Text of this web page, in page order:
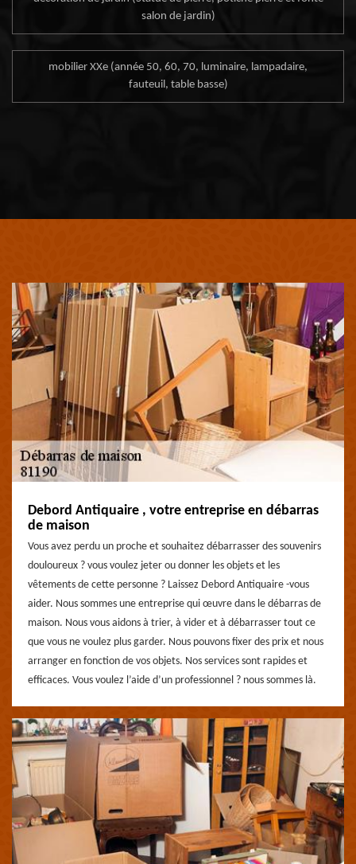
salon de jardin)
mobilier XXe (année 50, 60, 70, luminaire, lampadaire,
fauteuil, table basse)
Debord Antiquaire , votre entreprise en débarras
de maison
Vous avez perdu un proche et souhaitez débarrasser des souvenirs
douloureux ? vous voulez jeter ou donner les objets et les
vêtements de cette personne ? Laissez Debord Antiquaire -vous
aider. Nous sommes une entreprise qui œuvre dans le débarras de
maison. Nous vous aidons à trier, à vider et à débarrasser tout ce
que vous ne voulez plus garder. Nous pouvons fixer des prix et nous
arranger en fonction de vos objets. Nos services sont rapides et
efficaces. Vous voulez l’aide d’un professionnel ? nous sommes là.